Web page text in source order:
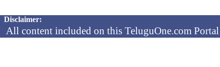
Disclaimer:
All content included on this TeluguOne.com